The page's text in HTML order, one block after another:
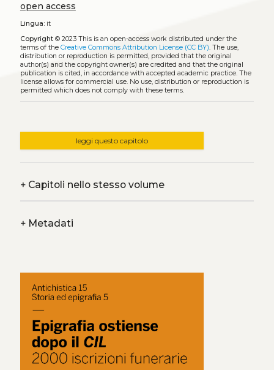
open access
Lingua:it
Copyright© 2023 This is an open-access work distributed under the
terms of the Creative Commons Attribution License (CC BY) . The use,
distribution or reproduction is permitted, provided that the original
author(s) and the copyright owner(s) are credited and that the original
publication is cited, in accordance with accepted academic practice. The
license allows for commercial use. No use, distribution or reproduction is
permitted which does not comply with these terms.
leggi questo capitolo
+Capitoli nello stesso volume
+Metadati